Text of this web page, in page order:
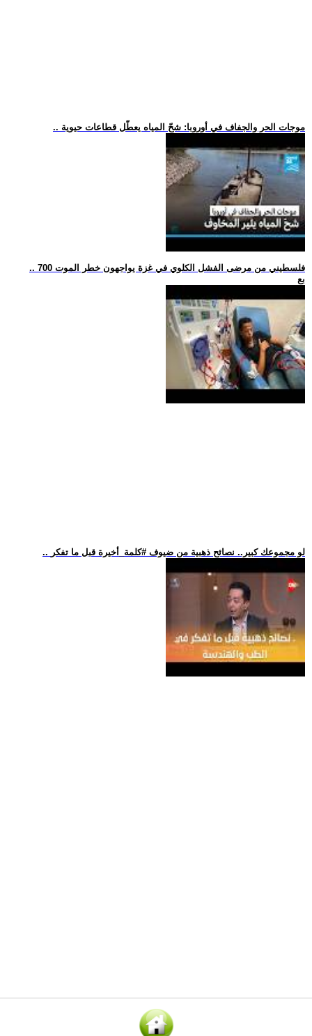
.. موجات الحر والجفاف في أوروبا: شحّ المياه يعطّل قطاعات حيوية
.. 700 فلسطيني من مرضى الفشل الكلوي في غزة يواجهون خطر الموت
بع
.. لو مجموعك كبير.. نصائح ذهبية من ضيوف #كلمة_أخيرة قبل ما تفكر